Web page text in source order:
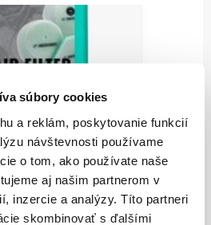
súbory cookies
a reklám, poskytovanie funkcií
návštevnosti používame
o tom, ako používate naše
aj našim partnerom v
inzercie a analýzy. Títo partneri
skombinovať s ďalšími